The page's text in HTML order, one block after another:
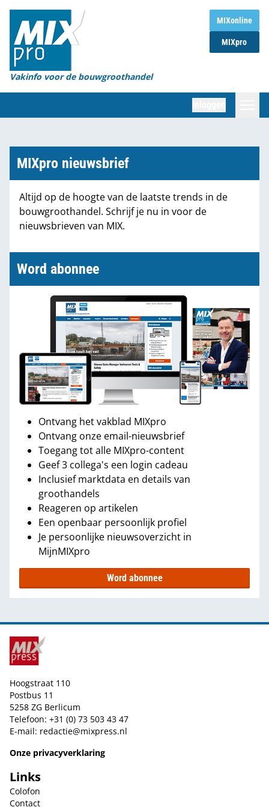
MIXonline
MIXpro
Vakinfo voor de bouwgroothandel
Home
Magazines
Organisaties
Marktcijfers
Partners
MIXpro nieuwsbrief
Altijd op de hoogte van de laatste trends in de
bouwgroothandel. Schrijf je nu in voor de
nieuwsbrieven van MIX.
Word abonnee
Ontvang het vakblad MIXpro
Ontvang onze email-nieuwsbrief
Toegang tot alle MIXpro-content
Geef 3 collega's een login cadeau
Inclusief marktdata en details van
groothandels
Reageren op artikelen
Een openbaar persoonlijk profiel
Je persoonlijke nieuwsoverzicht in
MijnMIXpro
Word abonnee
Hoogstraat 110
Postbus 11
5258 ZG Berlicum
Telefoon: +31 (0) 73 503 43 47
E-mail: redactie@mixpress.nl
Onze privacyverklaring
Links
Colofon
Contact